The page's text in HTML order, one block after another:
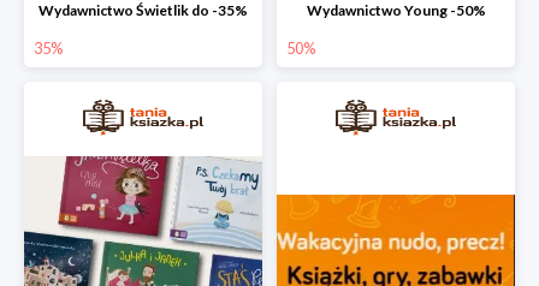
Wydawnictwo Świetlik do -35%
35%
Wydawnictwo Young -50%
50%